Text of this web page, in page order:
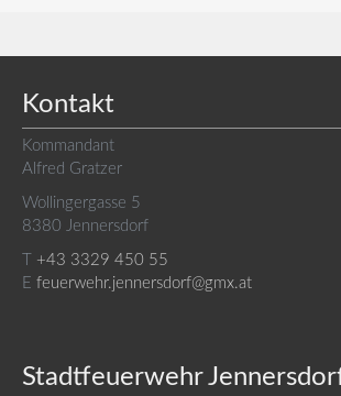
Kontakt
Kommandant
Alfred Gratzer
Wollingergasse 5
8380 Jennersdorf
+43 3329 450 55
E feuerwehr.jennersdorf@gmx.at
Stadtfeuerwehr